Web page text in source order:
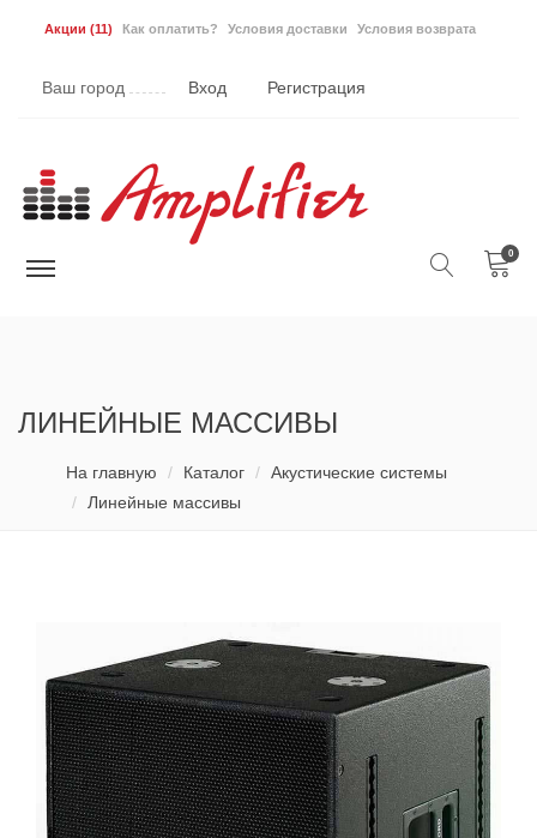
Акции (11) Как оплатить? Условия доставки Условия возврата
Ваш город Вход Регистрация
0
ЛИНЕЙНЫЕ МАССИВЫ
На главную Каталог
Акустические системы
Линейные массивы